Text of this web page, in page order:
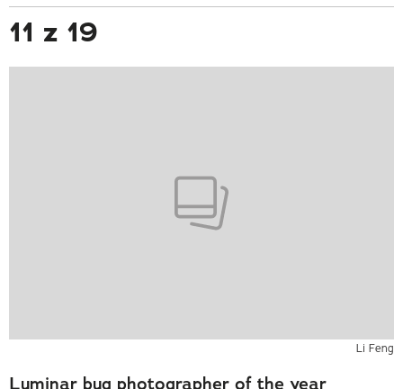
11 z 19
Li Feng
Luminar bug photographer of the year